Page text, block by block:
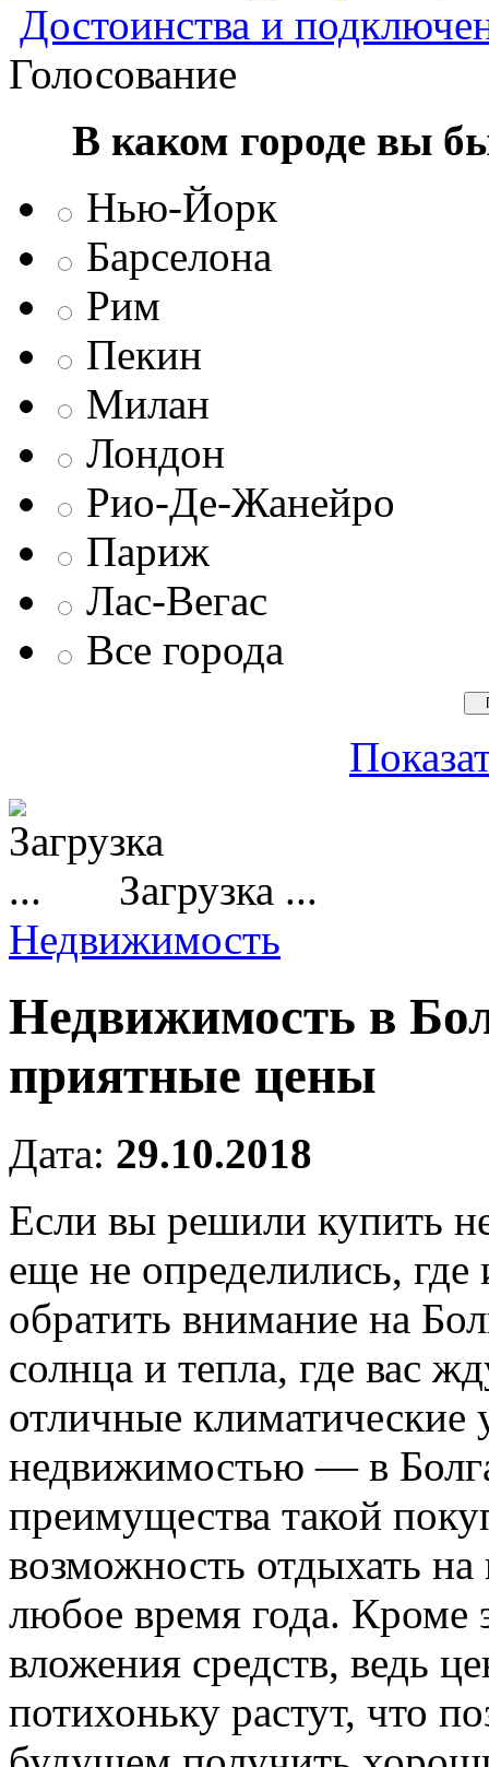
Достоинства и
Голосование
В каком городе вы
Нью-Йорк
Барселона
Рим
Пекин
Милан
Лондон
Рио-Де-Жанейро
Париж
Лас-Вегас
Все города
Загрузка ...
Недвижимость
Недвижимость в
приятные цены
Дата: 29.10.2018
Если вы решили купить
еще не определились,
обратить внимание на
солнца и тепла, где вас
отличные климатические
недвижимостью — в
преимущества такой
возможность отдыхать
любое время года. Кроме
вложения средств, ведь
потихоньку растут, что